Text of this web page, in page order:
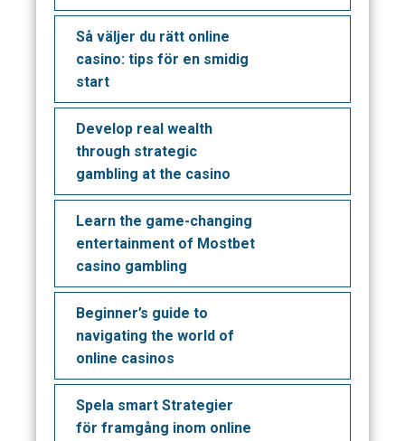
Så väljer du rätt online
casino: tips för en smidig
start
Develop real wealth
through strategic
gambling at the casino
Learn the game-changing
entertainment of Mostbet
casino gambling
Beginner’s guide to
navigating the world of
online casinos
Spela smart Strategier
för framgång inom online